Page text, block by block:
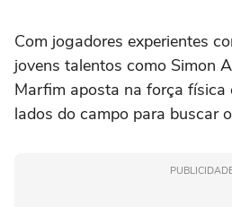
Com jogadores experientes
jovens talentos como Simon
Marfim aposta na força física
lados do campo para buscar